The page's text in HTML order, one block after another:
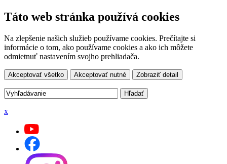
Táto web stránka používá cookies
Na zlepšenie našich služieb používame cookies. Prečítajte si
informácie o tom, ako používame cookies a ako ich môžete
odmietnuť nastavením svojho prehliadača.
Akceptovať všetko Akceptovať nutné Zobraziť detail
x